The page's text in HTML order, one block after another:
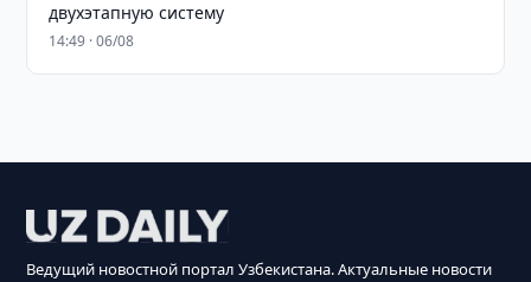
двухэтапную систему
14:49 · 06/08
Ведущий новостной портал Узбекистана. Актуальные новости